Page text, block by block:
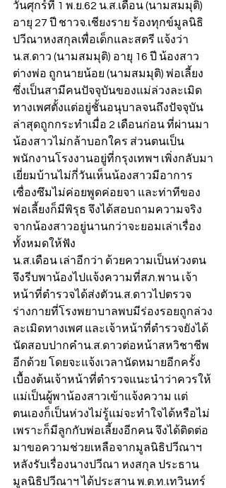
วันศุกร์ที่ 1 พ.ย.62 น.ส.เดือน (นามสมมุติ)
อายุ 27 ปี ชาวจ.เชียงราย ร้องทุกข์มูลนิธิ
ปวีณาหงสกุลเพื่อเด็กและสตรี แจ้งว่า
น.ส.ดาว (นามสมมุติ) อายุ 16 ปี น้องสาว
ต่างพ่อ ถูกนายน้อย (นามสมมุติ) พ่อเลี้ยง
ซึ่งเป็นสามีคนปัจจุบันของแม่ล่วงละเมิด
ทางเพศตั้งแต่อยู่ชั้นอนุบาลจนถึงปัจจุบัน
ล่าสุดถูกกระทำเมื่อ 2 เดือนก่อน ที่ผ่านมา
น้องสาวไม่กล้าบอกใคร ส่วนตนเป็น
พนักงานโรงงานอยู่ที่กรุงเทพฯ เพิ่งกลับมา
เยี่ยมบ้านไม่กี่วันเห็นน้องสาวมีอาการ
เซื่องซึมไม่ค่อยพูดค่อยจา และท่าทีของ
พ่อเลี้ยงก็มีพิรุธ จึงได้สอบถามความจริง
จากน้องสาวอยู่นานกว่าจะยอมเล่าเรื่อง
ทั้งหมดให้ฟัง
น.ส.เดือน เล่าอีกว่า ด้วยความเป็นห่วงตน
จึงรีบพาน้องไปแจ้งความที่สภ.พาน เจ้า
หน้าที่ตำรวจได้ส่งตัวน.ส.ดาวไปตรวจ
ร่างกายที่โรงพยาบาลพบมีร่องรอยถูกล่วง
ละเมิดทางเพศ และเจ้าหน้าที่ตำรวจยังได้
นัดสอบปากคำน.ส.ดาวต่อหน้าสหวิชาชีพ
อีกด้วย โดยจะแจ้งเวลานัดหมายอีกครั้ง
เบื้องต้นเจ้าหน้าที่ตำรวจแนะนำว่าควรให้
แม่เป็นผู้พาน้องสาวเข้าแจ้งความ แต่
ตนเองก็เป็นห่วงไม่รู้แม่จะทำใจได้หรือไม่
เพราะก็มีลูกกับพ่อเลี้ยงอีกคน จึงได้ติดต่อ
มาขอความช่วยเหลือจากมูลนิธิปวีณาฯ
หลังรับเรื่องนางปวีณา หงสกุล ประธาน
มูลนิธิปวีณาฯ ได้ประสาน พ.ต.ท.เทวินทร์